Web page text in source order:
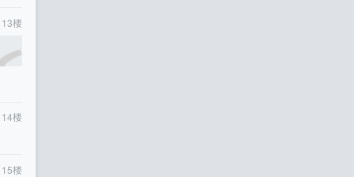
13楼
14楼
15楼